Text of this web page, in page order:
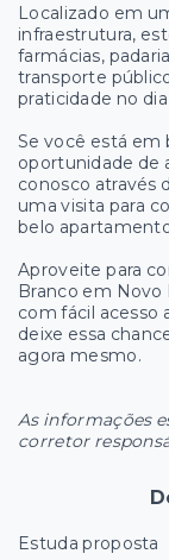
Localizado em
infraestrutura,
farmácias,
transporte
praticidade no dia
Se você está em
oportunidade de
conosco através
uma visita para
belo
Aproveite para
Branco em Novo
com fácil acesso
deixe essa
agora mesmo.
As informações
corretor
Estuda proposta